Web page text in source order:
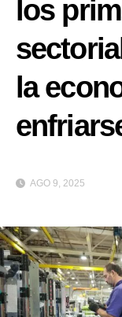
los
la
AGO 9, 2025